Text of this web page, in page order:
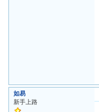
如易
新手上路